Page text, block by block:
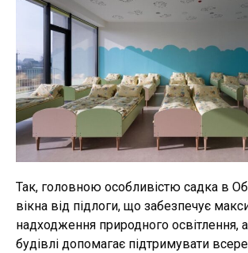
Так, головною особливістю садка в
вікна від підлоги, що забезпечує
надходження природного освітлення,
будівлі допомагає підтримувати